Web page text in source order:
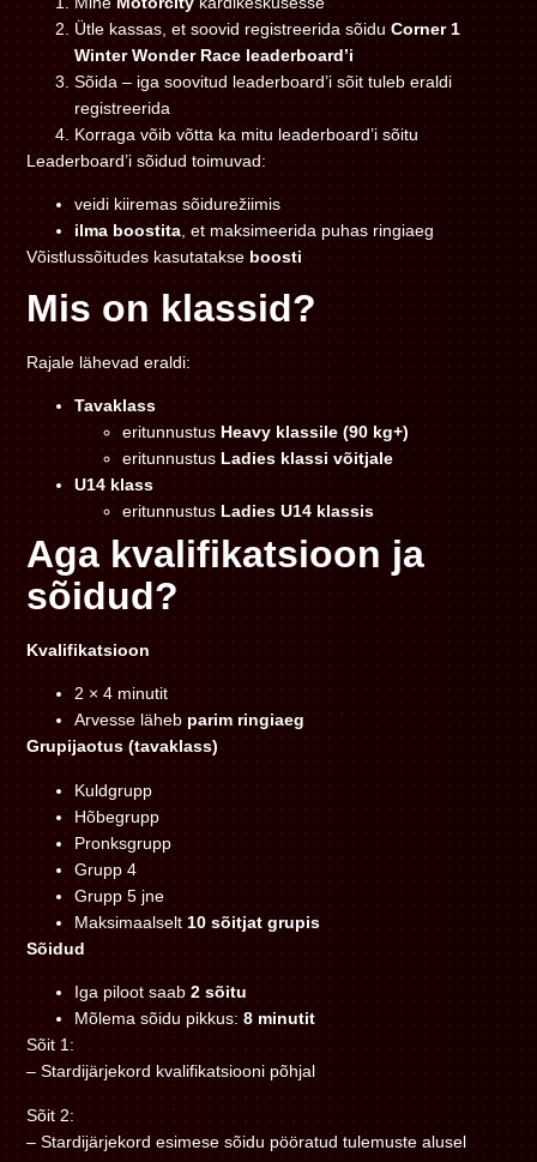
Ütle kassas, et soovid registreerida sõiduCorner 1
Winter Wonder Race leaderboard’i
Sõida – iga soovitud leaderboard’i sõit tuleb eraldi
registreerida
Korraga võib võtta ka mitu leaderboard’i sõitu
Leaderboard’i sõidud toimuvad:
veidi kiiremas sõidurežiimis
ilma boostita , et maksimeerida puhas ringiaeg
Võistlussõitudes kasutatakse boosti
Mis on klassid?
Rajale lähevad eraldi:
Tavaklass
eritunnustus Heavy klassile (90 kg+)
eritunnustusLadies klassi võitjale
U14 klass
eritunnustusLadies U14 klassis
Aga kvalifikatsioon ja
sõidud?
Kvalifikatsioon
2 × 4 minutit
Arvesse läheb parim ringiaeg
Grupijaotus (tavaklass)
Kuldgrupp
Hõbegrupp
Pronksgrupp
Grupp 4
Grupp 5 jne
Maksimaalselt 10 sõitjat grupis
Sõidud
Iga piloot saab2 sõitu
Mõlema sõidu pikkus:8 minutit
Sõit 1:
– Stardijärjekord kvalifikatsiooni põhjal
Sõit 2:
– Stardijärjekord esimese sõidu pööratud tulemuste alusel